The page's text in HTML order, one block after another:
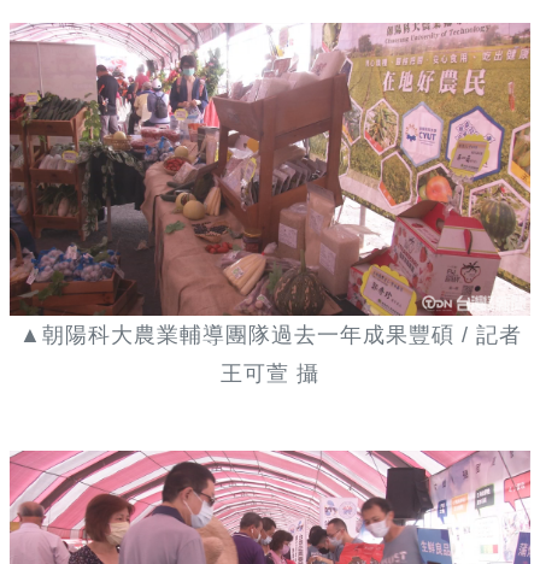
▲朝陽科大農業輔導團隊過去一年成果豐碩 / 記者
王可萱 攝